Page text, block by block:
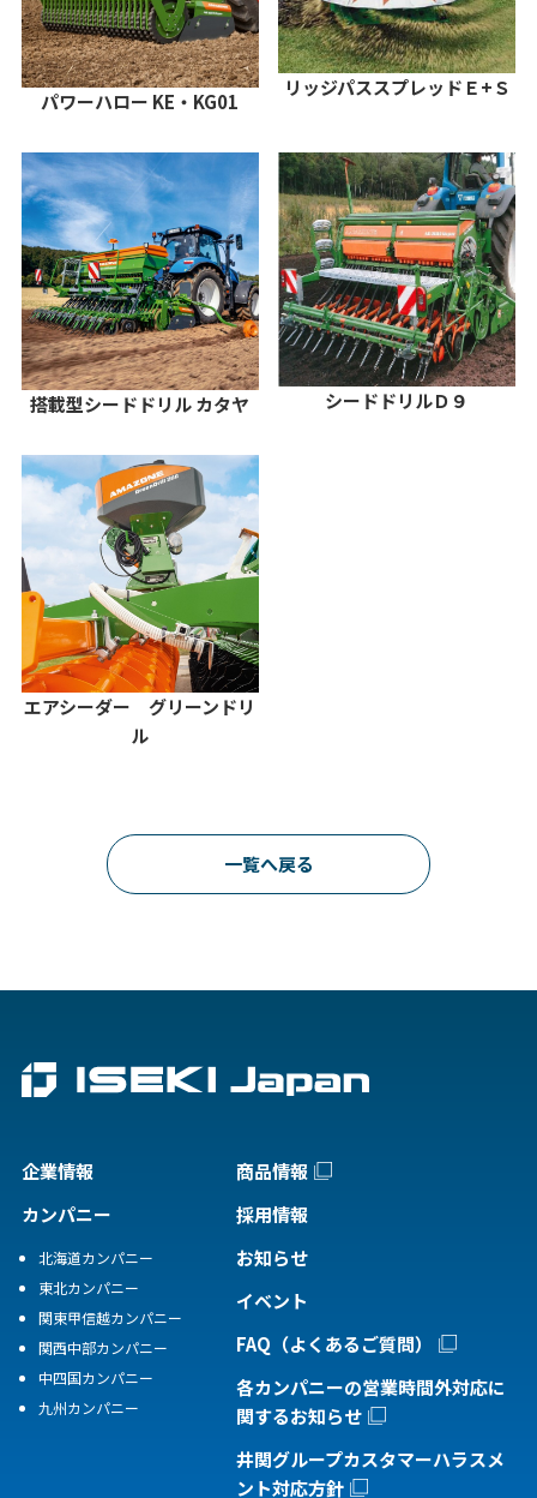
パワーハロー KE・KG01
リッジパススプレッドＥ+Ｓ
搭載型シードドリル カタヤ シードドリルＤ９
エアシーダー グリーンドリ
ル
一覧へ戻る
企業情報
カンパニー
北海道カンパニー
東北カンパニー
関東甲信越カンパニー
関西中部カンパニー
中四国カンパニー
九州カンパニー
商品情報
採用情報
お知らせ
イベント
FAQ（よくあるご質問）
各カンパニーの営業時間外対応に
関するお知らせ
井関グループカスタマーハラスメ
ント対応方針